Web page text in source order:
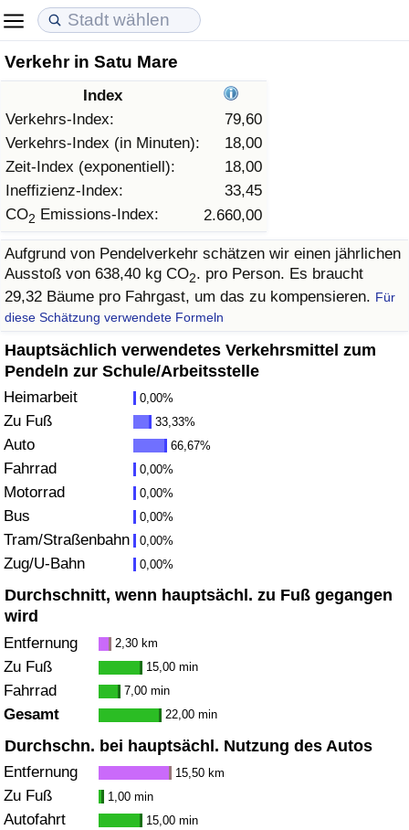
Verkehr in Satu Mare
Index
Verkehrs-Index:
79,60
Verkehrs-Index (in Minuten):
18,00
Zeit-Index (exponentiell):
18,00
Ineffizienz-Index:
33,45
CO2 Emissions-Index: 2.660,00
Aufgrund von Pendelverkehr schätzen wir einen jährlichen
Ausstoß von 638,40 kg CO2. pro Person. Es braucht
29,32 Bäume pro Fahrgast, um das zu kompensieren. Für
diese Schätzung verwendete Formeln
Hauptsächlich verwendetes Verkehrsmittel zum
Pendeln zur Schule/Arbeitsstelle
Heimarbeit 0,00%
Zu Fuß 33,33%
Auto 66,67%
Fahrrad 0,00%
Motorrad 0,00%
Bus 0,00%
Tram/Straßenbahn 0,00%
Zug/U-Bahn 0,00%
Durchschnitt, wenn hauptsächl. zu Fuß gegangen
wird
Entfernung 2,30 km
Zu Fuß 15,00 min
Fahrrad 7,00 min
Gesamt 22,00 min
Durchschn. bei hauptsächl. Nutzung des Autos
Entfernung 15,50 km
Zu Fuß 1,00 min
Autofahrt 15,00 min
Lebenshaltungskosten
Lebenshaltungskosten-Index (aktuell)
Lebenshaltungskosten-Index
Lebenshaltungskosten-Index nach Land
in Akaba
Immobilienpreise
Immobilienpreis-Index (aktuell)
Immobilienpreis-Index
Immobilienpreis-Index nach Land
Lebensqualität
Lebensqualität-Index
Lebensqualität-Index (aktuell)
Lebensqualitätsindex nach Land
Kriminalität
Kriminalitäts-Index (aktuell)
Kriminalitäts-Index
Kriminalitätsindex nach Land
Gesundheitsversorgung
Gesundheitsversorgungs-Index (aktuell)
Gesundheitsversorgungs-Index
Umweltverschmutzungs-Index (aktuell)
Verschmutzungsindex
Umweltverschmutzungs-Index nach Land
Verkehr